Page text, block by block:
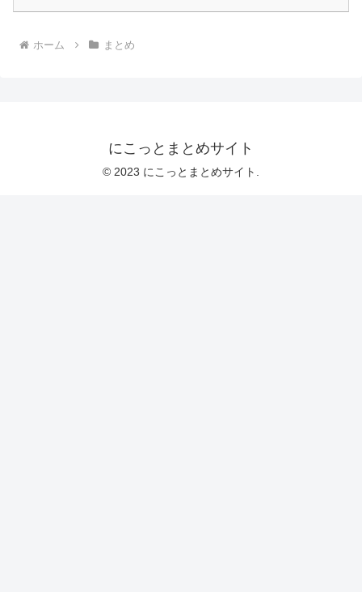
ホーム まとめ
にこっとまとめサイト
© 2023 にこっとまとめサイト.